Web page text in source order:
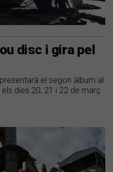
disc i gira pel
el segon àlbum al
dies 20, 21 i 22 de març